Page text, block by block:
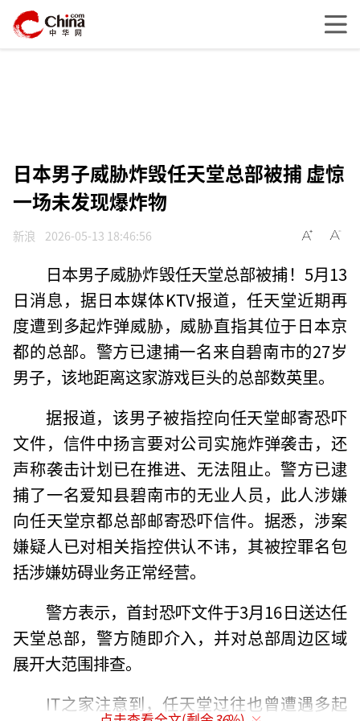
日本男子威胁炸毁任天堂总部被捕 虚惊
一场未发现爆炸物
新浪 2026-05-13 18:46:56
日本男子威胁炸毁任天堂总部被捕！5月13
日消息，据日本媒体KTV报道，任天堂近期再
度遭到多起炸弹威胁，威胁直指其位于日本京
都的总部。警方已逮捕一名来自碧南市的27岁
男子，该地距离这家游戏巨头的总部数英里。
据报道，该男子被指控向任天堂邮寄恐吓
文件，信件中扬言要对公司实施炸弹袭击，还
声称袭击计划已在推进、无法阻止。警方已逮
捕了一名爱知县碧南市的无业人员，此人涉嫌
向任天堂京都总部邮寄恐吓信件。据悉，涉案
嫌疑人已对相关指控供认不讳，其被控罪名包
括涉嫌妨碍业务正常经营。
警方表示，首封恐吓文件于3月16日送达任
天堂总部，警方随即介入，并对总部周边区域
展开大范围排查。
IT之家注意到，任天堂过往也曾遭遇多起